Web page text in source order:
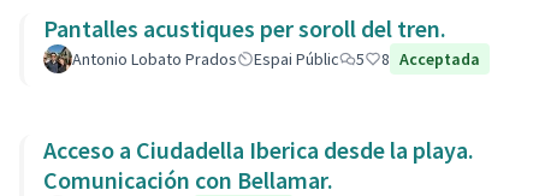
Pantalles acustiques per soroll del tren.
Antonio Lobato Prados Espai Públic 5 8 Acceptada
Acceso a Ciudadella Iberica desde la playa.
Comunicación con Bellamar.